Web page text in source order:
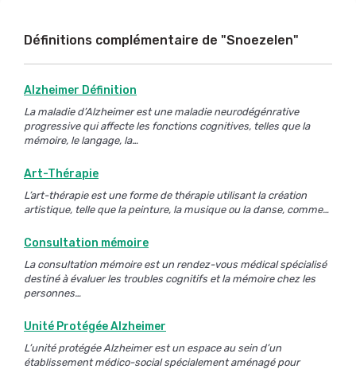
Définitions complémentaire de "Snoezelen"
Alzheimer Définition
La maladie d’Alzheimer est une maladie neurodégénrative
progressive qui affecte les fonctions cognitives, telles que la
mémoire, le langage, la…
Art-Thérapie
L’art-thérapie est une forme de thérapie utilisant la création
artistique, telle que la peinture, la musique ou la danse, comme…
Consultation mémoire
La consultation mémoire est un rendez-vous médical spécialisé
destiné à évaluer les troubles cognitifs et la mémoire chez les
personnes…
Unité Protégée Alzheimer
L’unité protégée Alzheimer est un espace au sein d’un
établissement médico-social spécialement aménagé pour